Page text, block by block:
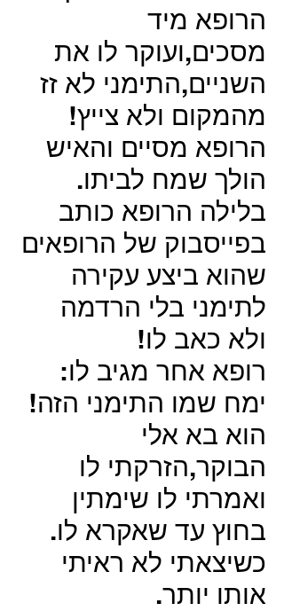
הרופא מיד
מסכים,ועוקר לו את
השניים,התימני לא זז
מהמקום ולא צייץ!
הרופא מסיים והאיש
הולך שמח לביתו.
בלילה הרופא כותב
בפייסבוק של הרופאים
שהוא ביצע עקירה
לתימני בלי הרדמה
ולא כאב לו!
רופא אחר מגיב לו:
ימח שמו התימני הזה!
הוא בא אלי
הבוקר,הזרקתי לו
ואמרתי לו שימתין
בחוץ עד שאקרא לו.
כשיצאתי לא ראיתי
אותו יותר.